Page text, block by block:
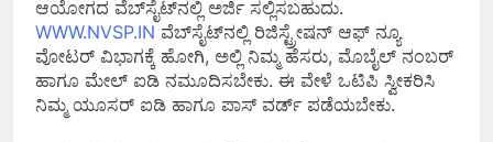
ಆಯೋಗದ ವೆಬ್‌ಸೈಟ್‌ನಲ್ಲಿ ಅರ್ಜಿ ಸಲ್ಲಿಸಬಹುದು.
WWW.NVSP.IN ವೆಬ್‌ಸೈಟ್‌ನಲ್ಲಿ ರಿಜಿಸ್ಟ್ರೇಷನ್ ಆಫ್ ನ್ಯೂ
ವೋಟರ್ ವಿಭಾಗಕ್ಕೆ ಹೋಗಿ, ಅಲ್ಲಿ ನಿಮ್ಮ ಹೆಸರು, ಮೊಬೈಲ್ ನಂಬರ್
ಹಾಗೂ ಮೇಲ್ ಐಡಿ ನಮೂದಿಸಬೇಕು. ಈ ವೇಳೆ ಒಟಿಪಿ ಸ್ವೀಕರಿಸಿ
ನಿಮ್ಮ ಯೂಸರ್ ಐಡಿ ಹಾಗೂ ಪಾಸ್‌ ವರ್ಡ್‌ ಪಡೆಯಬೇಕು.